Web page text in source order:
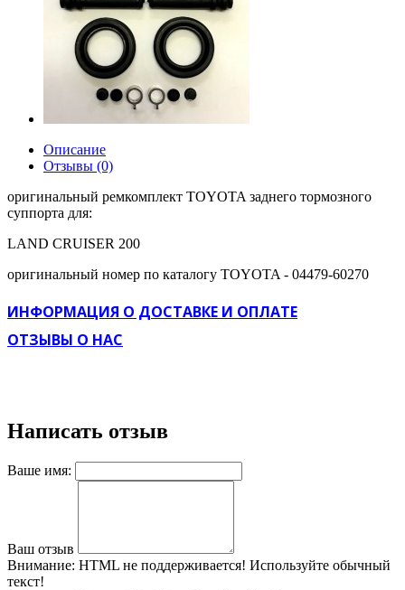
Описание
Отзывы (0)
оригинальный ремкомплект TOYOTA заднего тормозного
суппорта для:
LAND CRUISER 200
оригинальный номер по каталогу TOYOTA - 04479-60270
ИНФОРМАЦИЯ О ДОСТАВКЕ И ОПЛАТЕ
ОТЗЫВЫ О НАС
Написать отзыв
Ваше имя:
Ваш отзыв
Внимание: HTML не поддерживается! Используйте обычный
текст!